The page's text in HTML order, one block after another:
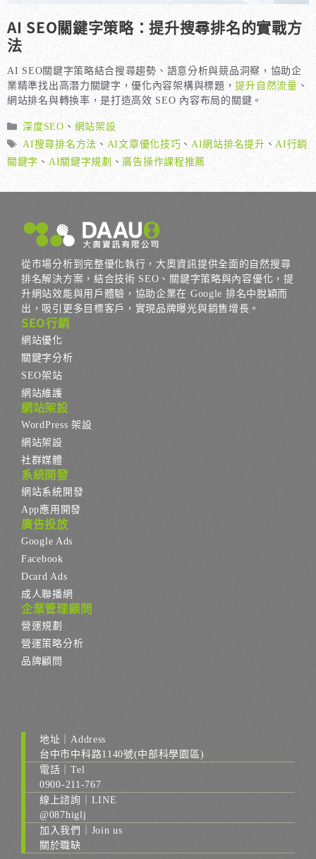
AI SEO關鍵字策略：提升搜尋排名的實戰方
法
AI SEO關鍵字策略結合搜尋趨勢、語意分析與競品洞察，協助企
業精準找出高潛力關鍵字，優化內容架構與標題，提升自然流量 、
網站排名與轉換率，是打造高效 SEO 內容布局的關鍵。
分
類
深度SEO、 網站架設
標
籤
AI搜尋排名方法 、 AI文章優化技巧 、 AI網站排名提升 、 AI行銷
關鍵字 、 AI關鍵字規劃 、 廣告操作課程推薦
從市場分析到完整優化執行，大奧資訊提供全面的自然搜尋
排名解決方案，結合技術 SEO、關鍵字策略與內容優化，提
升網站效能與用戶體驗，協助企業在 Google 排名中脫穎而
出，吸引更多目標客戶，實現品牌曝光與銷售增長。
SEO行銷
網站優化
關鍵字分析
SEO架站
網站維護
網站架設
WordPress 架設
網站架設
社群媒體
系統開發
網站系統開發
App應用開發
廣告投放
Google Ads
Facebook
Dcard Ads
成人聯播網
企業管理顧問
營運規劃
營運策略分析
品牌顧問
地址｜Address
台中市中科路1140號(中部科學園區)
電話｜Tel
0900-211-767
線上諮詢｜LINE
@087higlj
加入我們｜Join us
關於職缺